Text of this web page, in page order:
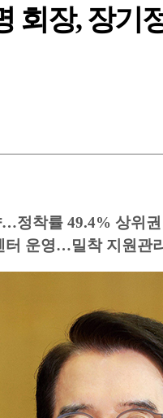
회장, 장기
정착률 49.4% 상위권
터 운영…밀착 지원관리